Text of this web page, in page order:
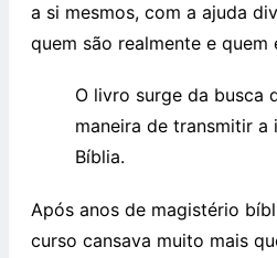
a si mesmos, com a ajuda
quem são realmente e quem
O livro surge da busca
maneira de transmitir a
Bíblia.
Após anos de magistério
curso cansava muito mais